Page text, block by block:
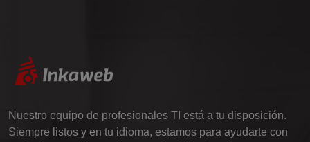
Nuestro equipo de profesionales TI está a tu disposición.
Siempre listos y en tu idioma, estamos para ayudarte con